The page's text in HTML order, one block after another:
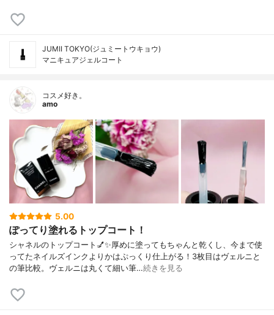
JUMII TOKYO(ジュミートウキョウ)
マニキュアジェルコート
コスメ好き。
amo
5.00
ぽってり塗れるトップコート！
シャネルのトップコート💅✨厚めに塗ってもちゃんと乾くし、今まで使
ってたネイルズインクよりかはぷっくり仕上がる！3枚目はヴェルニと
の筆比較。ヴェルニは丸くて細い筆…続きを見る